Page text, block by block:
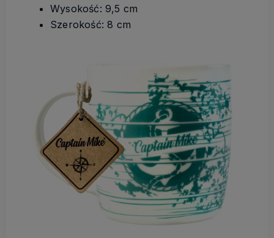
Wysokość: 9,5 cm
Szerokość: 8 cm